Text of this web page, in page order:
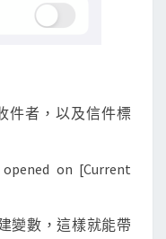
件者，以及信件標
on [Current
變數，這樣就能帶